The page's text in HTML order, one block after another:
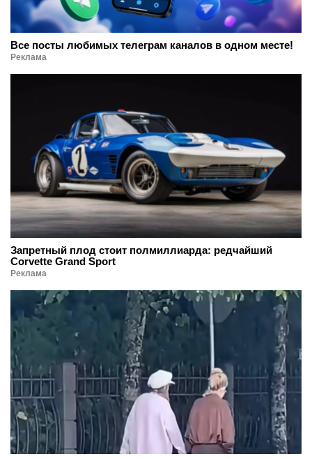
Все посты любимых телеграм каналов в одном месте!
Реклама
Запретный плод стоит полмиллиарда: редчайший
Corvette Grand Sport
Реклама